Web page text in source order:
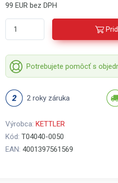
99 EUR bez DPH
Potrebujete pomôcť s
2 roky záruka
Výrobca: KETTLER
Kód: T04040-0050
EAN: 4001397561569